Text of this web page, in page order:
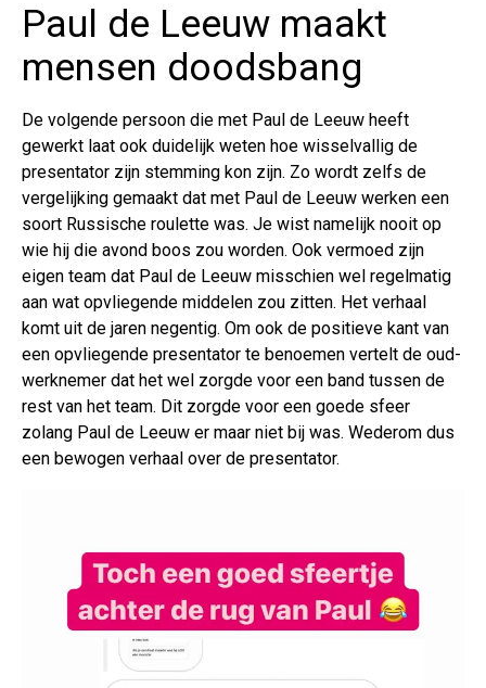
Paul de Leeuw maakt
mensen doodsbang
De volgende persoon die met Paul de Leeuw heeft
gewerkt laat ook duidelijk weten hoe wisselvallig de
presentator zijn stemming kon zijn. Zo wordt zelfs de
vergelijking gemaakt dat met Paul de Leeuw werken een
soort Russische roulette was. Je wist namelijk nooit op
wie hij die avond boos zou worden. Ook vermoed zijn
eigen team dat Paul de Leeuw misschien wel regelmatig
aan wat opvliegende middelen zou zitten. Het verhaal
komt uit de jaren negentig. Om ook de positieve kant van
een opvliegende presentator te benoemen vertelt de oud-
werknemer dat het wel zorgde voor een band tussen de
rest van het team. Dit zorgde voor een goede sfeer
zolang Paul de Leeuw er maar niet bij was. Wederom dus
een bewogen verhaal over de presentator.